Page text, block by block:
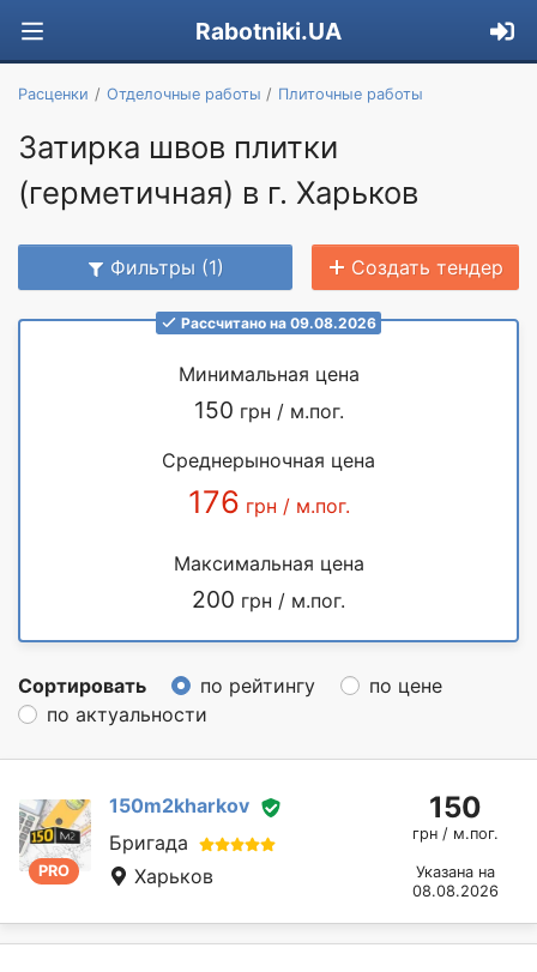
Rabotniki.UA
Расценки Отделочные работы Плиточные работы
Затирка швов плитки
(герметичная) в г. Харьков
Фильтры (1) Создать тендер
Рассчитано на 09.08.2026
Минимальная цена
150 грн / м.пог.
Среднерыночная цена
176 грн / м.пог.
Максимальная цена
200 грн / м.пог.
Сортировать по рейтингу
по цене
по актуальности
PRO
150m2kharkov
Бригада
Харьков
150
грн / м.пог.
Указана на
08.08.2026